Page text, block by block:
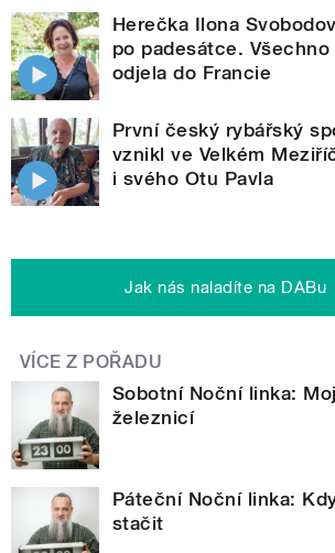
Herečka Ilona
po padesátce.
odjela do Francie
První český rybářský
vznikl ve Velkém
i svého Otu Pavla
Jak nás naladíte na DABu
VÍCE Z POŘADU
Sobotní Noční linka:
železnicí
Páteční Noční linka:
stačit